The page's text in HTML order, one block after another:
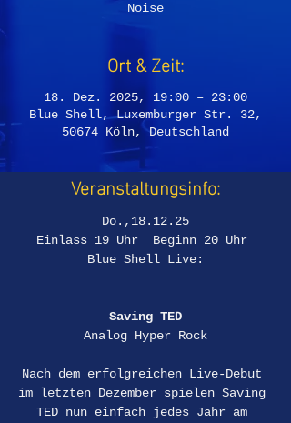
Noise
Ort & Zeit:
18. Dez. 2025, 19:00 – 23:00
Blue Shell, Luxemburger Str. 32,
50674 Köln, Deutschland
Veranstaltungsinfo:
Do.,18.12.25
Einlass 19 Uhr  Beginn 20 Uhr
Blue Shell Live:
Saving TED
Analog Hyper Rock
Nach dem erfolgreichen Live-Debut
im letzten Dezember spielen Saving
TED nun einfach jedes Jahr am